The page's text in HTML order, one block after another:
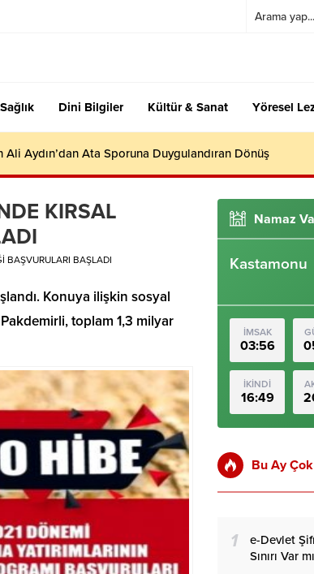
Sağlık Dini Bilgiler Kültür & Sanat Yöresel
Aydın’dan Ata Sporuna Duygulandıran Dönüş
KIRSAL
BAŞVURULARI BAŞLADI
Konuya ilişkin sosyal
toplam 1,3 milyar
Namaz
Kastamonu
İMSAK
03:56
İKİNDİ
16:49
Bu Ay
1
e-Devlet
Sınırı Var